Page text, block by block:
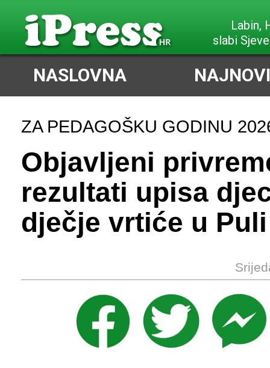
slabi
NASLOVNA
ZA PEDAGOŠKU GODINU
Objavljeni
rezultati upisa
dječje vrtiće u Puli